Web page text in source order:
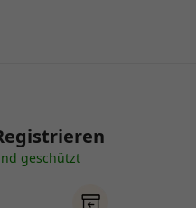
geschützt